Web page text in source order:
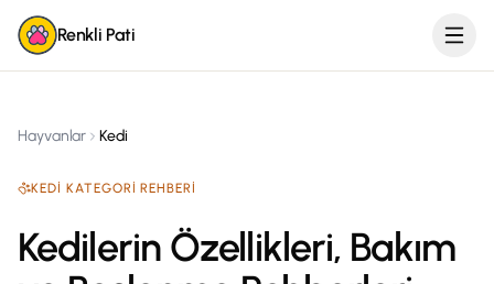
Renkli Pati
Hayvanlar Kedi
KEDI KATEGORI REHBERI
Kedilerin Özellikleri, Bakım